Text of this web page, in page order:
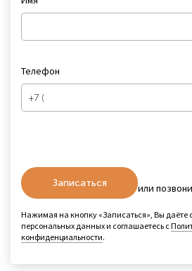
Телефон
Записаться или
Нажимая на кнопку «Записаться», Вы даёте
персональных данных и соглашаетесь с
конфиденциальности.